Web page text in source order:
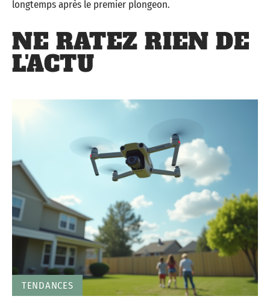
longtemps après le premier plongeon.
NE RATEZ RIEN DE
L'ACTU
TENDANCES